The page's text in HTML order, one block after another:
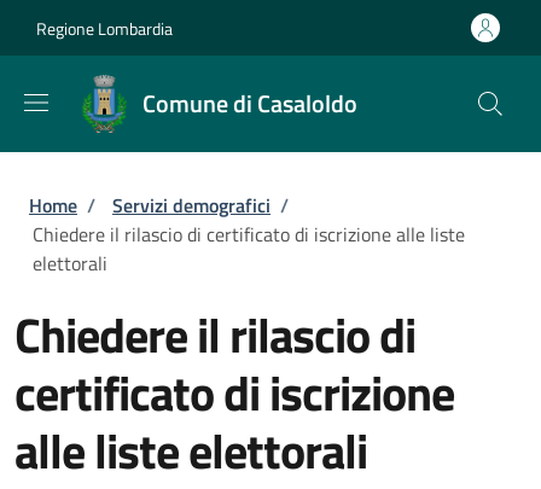
Regione Lombardia
Comune di Casaloldo
Briciole di pane
Home / Servizi demografici /
Chiedere il rilascio di certificato di iscrizione alle liste
elettorali
Chiedere il rilascio di
certificato di iscrizione
alle liste elettorali